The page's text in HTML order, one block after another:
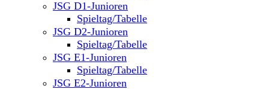
JSG D1-Junioren
Spieltag/Tabelle
JSG D2-Junioren
Spieltag/Tabelle
JSG E1-Junioren
Spieltag/Tabelle
JSG E2-Junioren